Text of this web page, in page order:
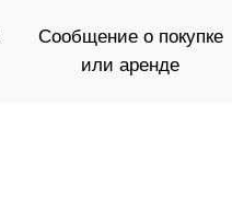
Сообщение о покупке
или аренде